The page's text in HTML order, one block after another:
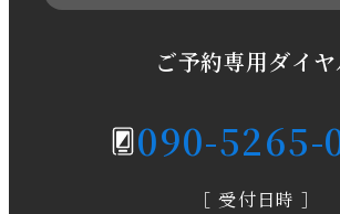
2020年3月
ご予約専用ダイ
090-5265-
［ 受付日時 ］